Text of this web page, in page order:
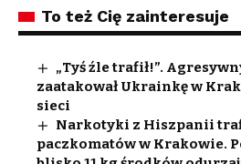
To też Cię zainteresuje
„Tyś źle trafił!”.
zaatakował Ukrainkę w
sieci
Narkotyki z Hiszpanii
paczkomatów w Krakowie.